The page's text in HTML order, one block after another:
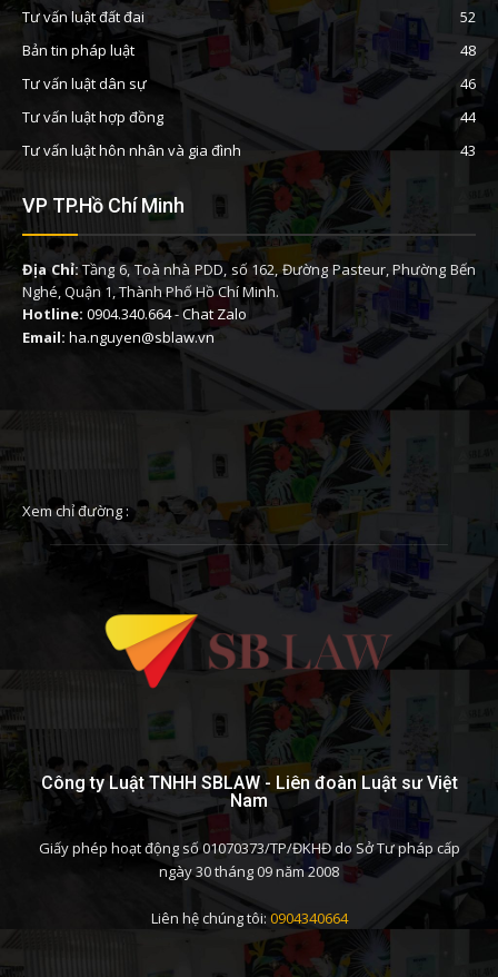
Tư vấn luật đất đai
52
Bản tin pháp luật
48
Tư vấn luật dân sự
46
Tư vấn luật hợp đồng
44
Tư vấn luật hôn nhân và gia đình
43
VP TP.Hồ Chí Minh
Địa Chỉ:Tầng 6, Toà nhà PDD, số 162, Đường Pasteur, Phường Bến
Nghé, Quận 1, Thành Phố Hồ Chí Minh.
Hotline: 0904.340.664-Chat Zalo
Email: ha.nguyen@sblaw.vn
Xem chỉ đường :
Công ty Luật TNHH SBLAW - Liên đoàn Luật sư Việt
Nam
Giấy phép hoạt động số 01070373/TP/ĐKHĐ do Sở Tư pháp cấp
ngày 30 tháng 09 năm 2008
Liên hệ chúng tôi: 0904340664